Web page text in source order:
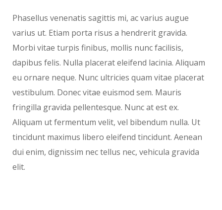
Phasellus venenatis sagittis mi, ac varius augue
varius ut. Etiam porta risus a hendrerit gravida.
Morbi vitae turpis finibus, mollis nunc facilisis,
dapibus felis. Nulla placerat eleifend lacinia. Aliquam
eu ornare neque. Nunc ultricies quam vitae placerat
vestibulum. Donec vitae euismod sem. Mauris
fringilla gravida pellentesque. Nunc at est ex.
Aliquam ut fermentum velit, vel bibendum nulla. Ut
tincidunt maximus libero eleifend tincidunt. Aenean
dui enim, dignissim nec tellus nec, vehicula gravida
elit.